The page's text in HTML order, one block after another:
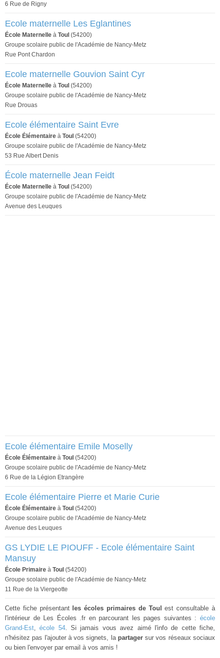
6 Rue de Rigny
Ecole maternelle Les Eglantines
École Maternelle à Toul (54200)
Groupe scolaire public de l'Académie de Nancy-Metz
Rue Pont Chardon
Ecole maternelle Gouvion Saint Cyr
École Maternelle à Toul (54200)
Groupe scolaire public de l'Académie de Nancy-Metz
Rue Drouas
Ecole élémentaire Saint Evre
École Élémentaire à Toul (54200)
Groupe scolaire public de l'Académie de Nancy-Metz
53 Rue Albert Denis
École maternelle Jean Feidt
École Maternelle à Toul (54200)
Groupe scolaire public de l'Académie de Nancy-Metz
Avenue des Leuques
Ecole élémentaire Emile Moselly
École Élémentaire à Toul (54200)
Groupe scolaire public de l'Académie de Nancy-Metz
6 Rue de la Légion Etrangère
Ecole élémentaire Pierre et Marie Curie
École Élémentaire à Toul (54200)
Groupe scolaire public de l'Académie de Nancy-Metz
Avenue des Leuques
GS LYDIE LE PIOUFF - Ecole élémentaire Saint
Mansuy
École Primaire à Toul (54200)
Groupe scolaire public de l'Académie de Nancy-Metz
11 Rue de la Viergeotte
Cette fiche présentant les écoles primaires de Toul
est consultable à
l'intérieur de Les Écoles .fr en parcourant les pages suivantes : école
Grand-Est,école 54. Si jamais vous avez aimé l'info de cette fiche,
n'hésitez pas l'ajouter à vos signets, la partagersur vos réseaux sociaux
ou bien l'envoyer par email à vos amis !